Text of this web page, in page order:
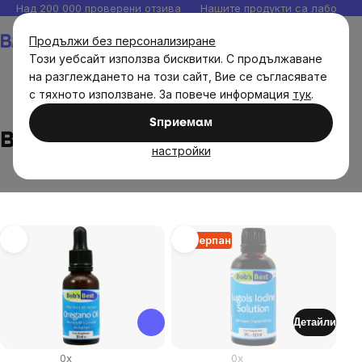
Продължи без персонализиране
Този уебсайт използва бисквитки. С продължаване
на разглеждането на този сайт, Вие се съгласявате
с тяхното използване. За повече информация тук.
Sпpиeмaм
настройки
Прескочи
към
съдържанието
Над 200 000 проверени отзива Нашите продукти са
Bob's Best
Bob's Best
products
0x
Изчерпан
0x
Детайли